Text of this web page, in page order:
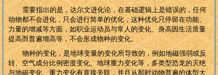
需要指出的是，达尔文进化论，在基础逻辑上是错误的，任何
动物都不会进化，只会进行简单的优化，这种优化只停留在功能、
力量的增减等方面，如职业运动员与常人的变化、身高因生活质量
提高而普遍增高等，不会形成物种的变化。
物种的变化，是地球变量的变化所导致的，例如地磁强弱或反
转、空气成分比例密度变化、地球重力变化等，多类型恐龙的灭绝
与地磁变化、重力变化有直接关联，并且从那时动物普遍的体型大